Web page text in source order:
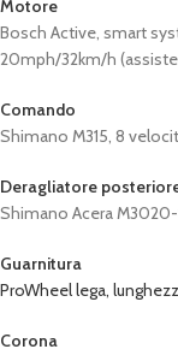
Motore
Bosch Active, smart
20mph/32km/h
Comando
Shimano M315, 8
Deragliatore
Shimano Acera
Guarnitura
ProWheel lega,
Corona